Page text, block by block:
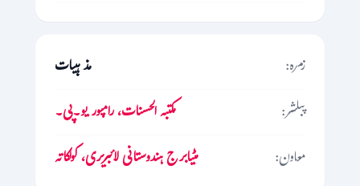
زمرہ:
مذہبیات
پبلشر:
مکتبہ الحسنات، رامپور یو۔پی۔
معاون:
مٹیابرج ہندوستانی لائبریری، کولکاتہ